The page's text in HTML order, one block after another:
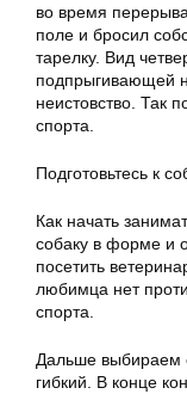
во время
поле и бросил
тарелку. Вид
подпрыгивающей
неистовство. Так
спорта.
Подготовьтесь к
Как начать
собаку в форме и
посетить
любимца нет
спорта.
Дальше выбираем
гибкий. В конце